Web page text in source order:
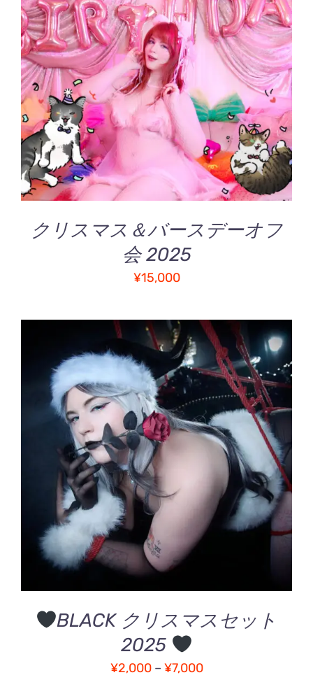
お買い物カゴに追加
詳細
クリスマス＆バースデーオフ
会 2025
¥15,000
オプションを選択
こ
品
に
は
複
リ
シ
詳細
BLACK クリスマスセット
2025
¥2,000 – ¥7,000価